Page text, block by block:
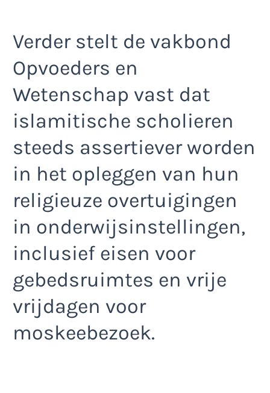
Verder stelt de vakbond
Opvoeders en
Wetenschap vast dat
islamitische scholieren
steeds assertiever worden
in het opleggen van hun
religieuze overtuigingen
in onderwijsinstellingen,
inclusief eisen voor
gebedsruimtes en vrije
vrijdagen voor
moskeebezoek.